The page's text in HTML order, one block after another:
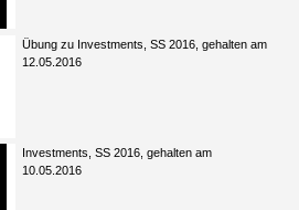
Übung zu Investments, SS 2016, gehalten am
12.05.2016
Investments, SS 2016, gehalten am
10.05.2016